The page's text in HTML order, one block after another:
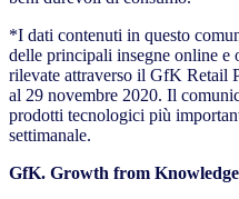
*I dati contenuti in questo
delle principali insegne online e
rilevate attraverso il GfK Retail
al 29 novembre 2020. Il
prodotti tecnologici più
settimanale.
GfK. Growth from Knowledge